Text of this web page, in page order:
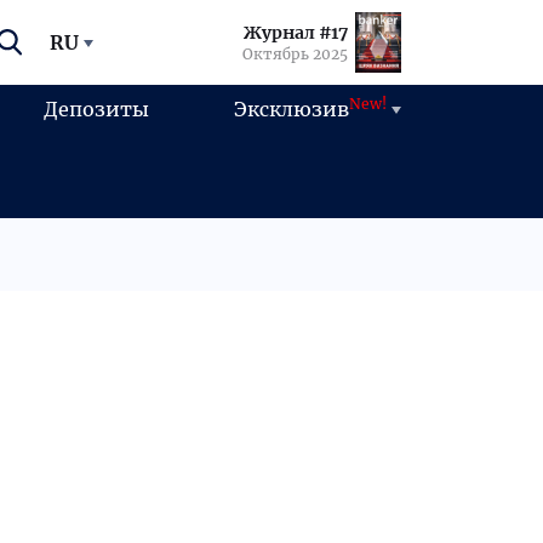
RU Журнал #17
Октябрь 2025
Депозиты ЭксклюзивNew!